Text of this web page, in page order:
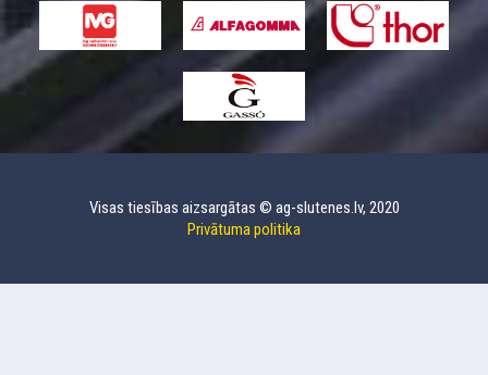
Visas tiesības aizsargātas © ag-slutenes.lv, 2020
Privātuma politika